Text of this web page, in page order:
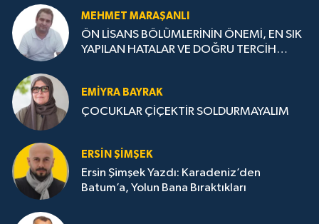
MEHMET MARAŞANLI
ÖN LİSANS BÖLÜMLERİNİN ÖNEMİ, EN SIK
YAPILAN HATALAR VE DOĞRU TERCİH
EMIYRA BAYRAK
ÇOCUKLAR ÇİÇEKTİR SOLDURMAYALIM
ERSIN ŞIMŞEK
Ersin Şimşek Yazdı: Karadeniz’den
Batum’a, Yolun Bana Bıraktıkları